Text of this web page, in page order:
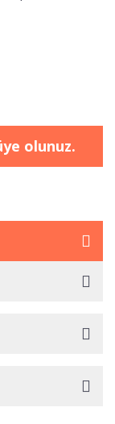
olunuz.